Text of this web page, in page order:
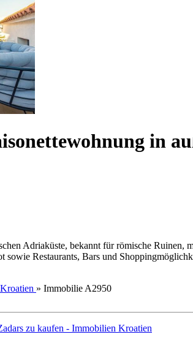
in
Adriaküste, bekannt für römische
Restaurants, Bars und
» Immobilie A2950